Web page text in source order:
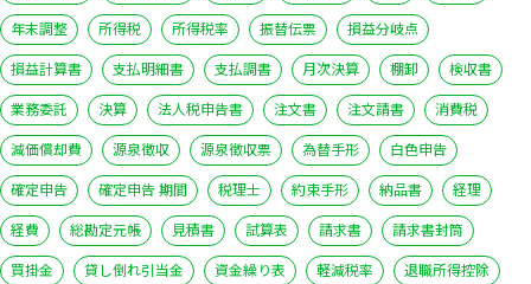
年末調整
所得税 所得税率 振替伝票
損益分岐点
損益計算書
支払明細書 支払調書 月次決算 棚卸
検収書
業務委託
決算 法人税申告書 注文書 注文請書
消費税
減価償却費
源泉徴収 源泉徴収票 為替手形
白色申告
確定申告
確定申告 期間 税理士 約束手形 納品書
経理
経費
総勘定元帳 見積書 試算表 請求書
請求書封筒
買掛金
貸し倒れ引当金 資金繰り表 軽減税率
退職所得控除